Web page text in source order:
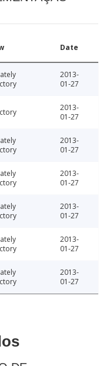
Date
2013-
01-27
2013-
01-27
2013-
01-27
2013-
01-27
2013-
01-27
2013-
01-27
2013-
01-27